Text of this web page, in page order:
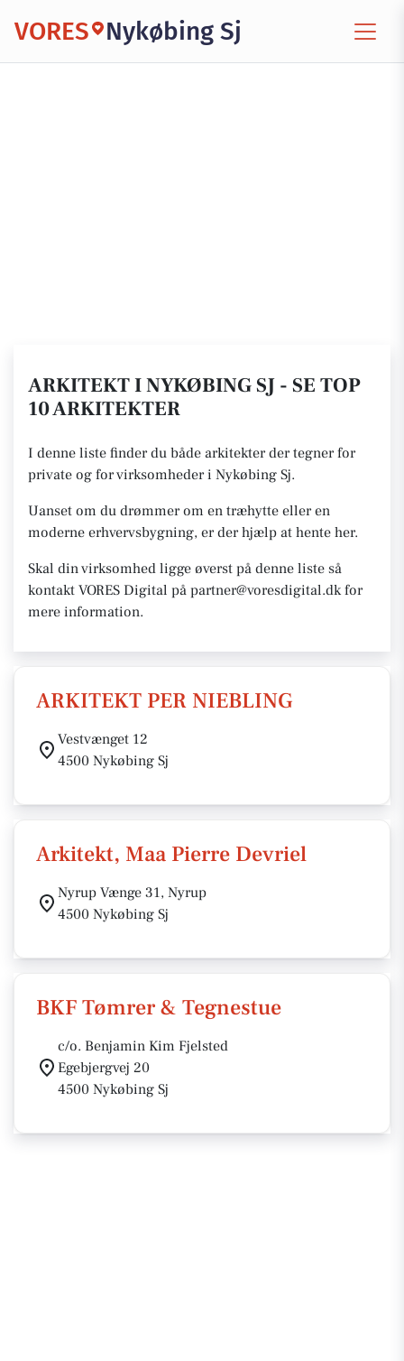
VORES Nykøbing Sj
ARKITEKT I NYKØBING SJ - SE TOP
10 ARKITEKTER
I denne liste finder du både arkitekter der tegner for
private og for virksomheder i Nykøbing Sj.
Uanset om du drømmer om en træhytte eller en
moderne erhvervsbygning, er der hjælp at hente her.
Skal din virksomhed ligge øverst på denne liste så
kontakt VORES Digital på partner@voresdigital.dk for
mere information.
ARKITEKT PER NIEBLING
Vestvænget 12
4500 Nykøbing Sj
Arkitekt, Maa Pierre Devriel
Nyrup Vænge 31, Nyrup
4500 Nykøbing Sj
BKF Tømrer & Tegnestue
c/o. Benjamin Kim Fjelsted
Egebjergvej 20
4500 Nykøbing Sj